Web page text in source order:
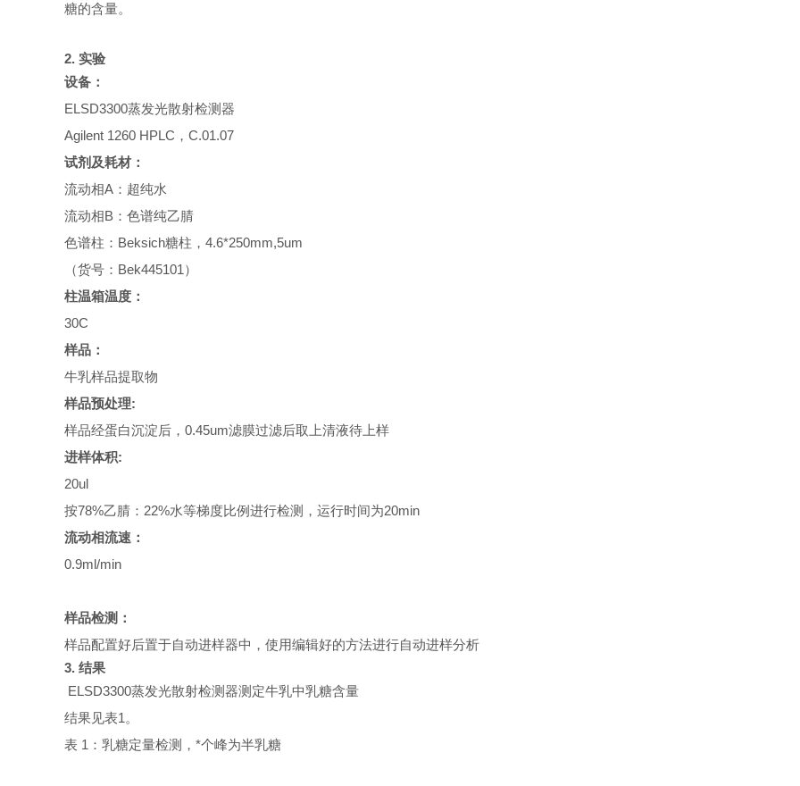
糖的含量。
2. 实验
设备：
ELSD3300蒸发光散射检测器
Agilent 1260 HPLC ， C.01.07
试剂及耗材：
流动相A： 超纯水
流动相B： 色谱纯乙腈
色谱柱：Beksich糖柱，4.6*250mm,5um
（货号： Bek445101 ）
柱温箱温度：
30C
样品：
牛乳样品提取物
样品预处理:
样品经蛋白沉淀后， 0.45um滤膜过滤后取上清液待上样
进样体积:
20ul
按78%乙腈 ： 22%水等梯度比例进行检测，运行时间为20min
流动相流速：
0.9ml/min
样品检测：
样品配置好后置于自动进样器中 ，使用编辑好的方法进行自动进样分析
3. 结果
ELSD3300蒸发光散射检测器测定牛乳中乳糖含量
结果见表1。
表 1： 乳糖定量检测，*个峰为半乳糖